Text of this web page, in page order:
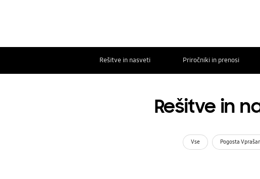
Rešitve in nasveti Priročniki in prenosi
Rešitve in
Vse Pogosta